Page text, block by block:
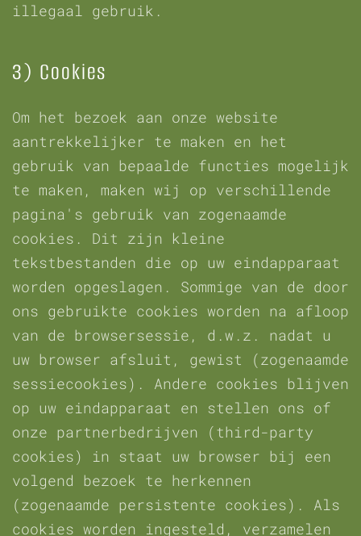
illegaal gebruik.
3) Cookies
Om het bezoek aan onze website
aantrekkelijker te maken en het
gebruik van bepaalde functies mogelijk
te maken, maken wij op verschillende
pagina's gebruik van zogenaamde
cookies. Dit zijn kleine
tekstbestanden die op uw eindapparaat
worden opgeslagen. Sommige van de door
ons gebruikte cookies worden na afloop
van de browsersessie, d.w.z. nadat u
uw browser afsluit, gewist (zogenaamde
sessiecookies). Andere cookies blijven
op uw eindapparaat en stellen ons of
onze partnerbedrijven (third-party
cookies) in staat uw browser bij een
volgend bezoek te herkennen
(zogenaamde persistente cookies). Als
cookies worden ingesteld, verzamelen